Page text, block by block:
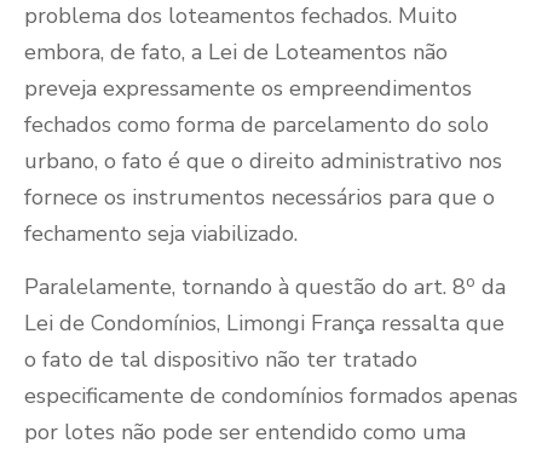
problema dos loteamentos fechados. Muito
embora, de fato, a Lei de Loteamentos não
preveja expressamente os empreendimentos
fechados como forma de parcelamento do solo
urbano, o fato é que o direito administrativo nos
fornece os instrumentos necessários para que o
fechamento seja viabilizado.
Paralelamente, tornando à questão do art. 8o da
Lei de Condomínios, Limongi França ressalta que
o fato de tal dispositivo não ter tratado
especificamente de condomínios formados apenas
por lotes não pode ser entendido como uma